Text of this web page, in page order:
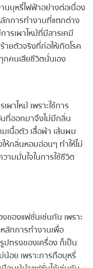
นบุหรี่ไฟฟ้าอย่างต่อเนื่อง
ลักการทำงานที่แตกต่าง
รเผาไหม้ที่มีสารเคมี
ยตัวจริงที่ก่อให้เกิดโรค
คนเสียชีวิตนั่นเอง
ผาไหม้ เพราะใช้การ
ที่ออกมาจึงไม่มีกลิ่น
เนื้อตัว เสื้อผ้า เส้นผม
ห้กลิ่นหอมอ่อนๆ ทำให้ไม่
ามมั่นใจในการใช้ชีวิต
ของแฟชั่นเช่นกัน เพราะ
ลักการทำงานเพื่อ
ปทรงของเครื่อง ก็เป็น
อย เพราะการถือบุหรี่